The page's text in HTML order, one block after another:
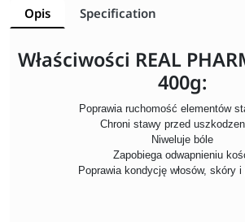
Opis Specification
Właściwości REAL
400g:
Poprawia ruchomość elementów
Chroni stawy przed
Niweluje bóle
Zapobiega odwapnieniu
Poprawia kondycję włosów, skóry